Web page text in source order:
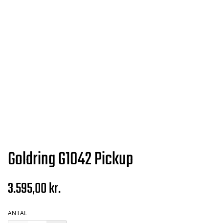
Goldring G1042 Pickup
3.595,00 kr.
ANTAL